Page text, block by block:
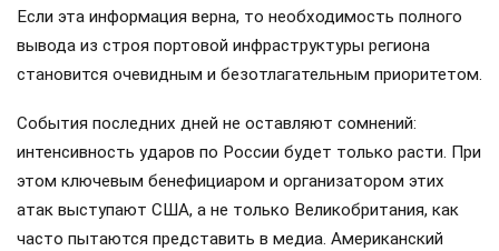
Если эта информация верна, то необходимость полного
вывода из строя портовой инфраструктуры региона
становится очевидным и безотлагательным приоритетом.
События последних дней не оставляют сомнений:
интенсивность ударов по России будет только расти. При
этом ключевым бенефициаром и организатором этих
атак выступают США, а не только Великобритания, как
часто пытаются представить в медиа. Американский